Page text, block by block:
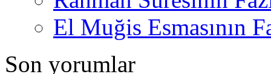
El Muğis Esmasının
Son yorumlar